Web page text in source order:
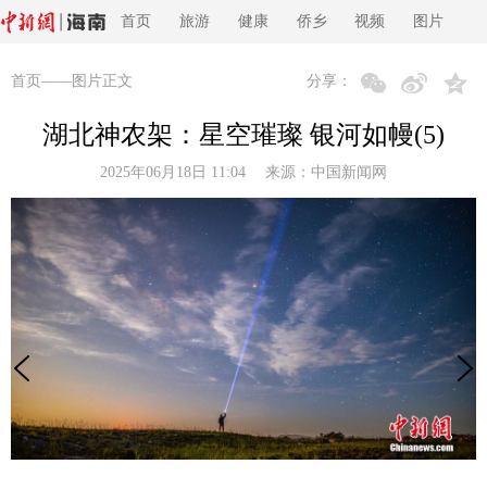
首页 旅游 健康 侨乡 视频 图片
首页 ——图片正文 分享：
湖北神农架：星空璀璨 银河如幔(5)
2025年06月18日 11:04 来源： 中国新闻网